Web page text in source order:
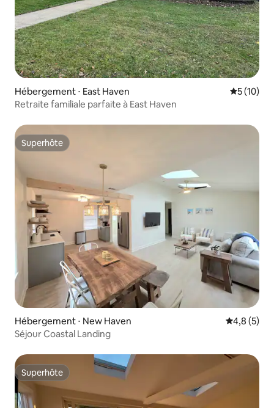
Hébergement ⋅ East Haven
5 (10)
Retraite familiale parfaite à East Haven
Superhôte
Superhôte
Hébergement ⋅ New Haven Évaluation
4,8 (5)
Séjour Coastal Landing
Superhôte
Superhôte